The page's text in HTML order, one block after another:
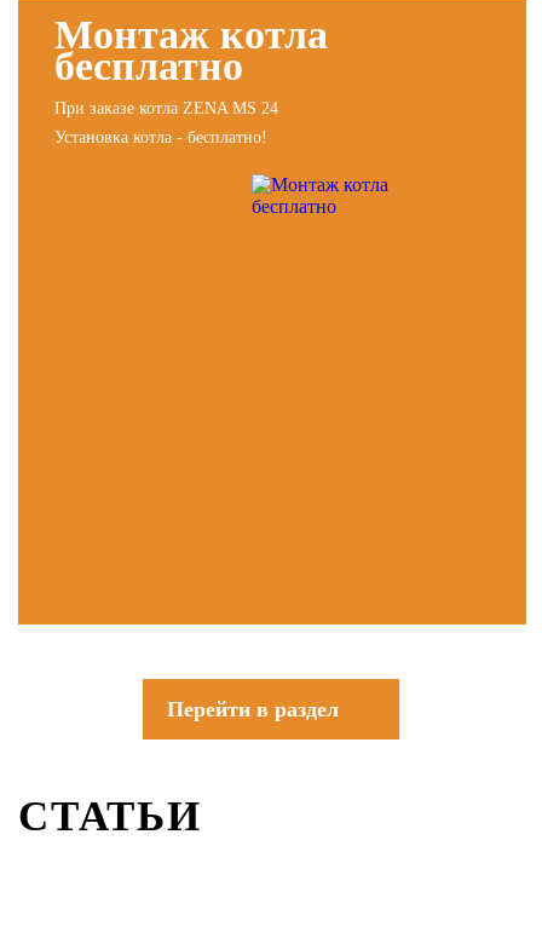
Монтаж котла
бесплатно
При заказе котла ZENA MS 24
Установка котла - бесплатно!
Перейти в раздел
СТАТЬИ